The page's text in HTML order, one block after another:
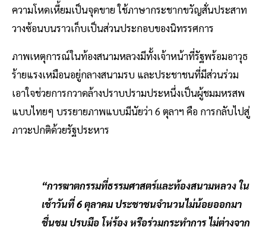
ความโหดเหี้ยมเป็นจุดขาย ใช้ภาษากระชากขวัญสั่นประสาท
วางซ้อนบนราวเก็บเป็นส่วนประกอบของนิทรรศการ
ภาพเหตุการณ์ในท้องสนามหลวงมีทั้งเจ้าหน้าที่รัฐพร้อมอาวุธ
ร้ายแรงเหมือนอยู่กลางสนามรบ และประชาชนที่มีส่วนร่วม
เอาใจช่วยการกวาดล้างปราบปรามประหนึ่งเป็นผู้ชมมหรสพ
แบบไทยๆ บรรยายภาพแบบมีนัยว่า 6 ตุลาฯ คือ การกลับไปสู่
ภาวะปกติด้วยรัฐประหาร
“การฆาตกรรมที่ธรรมศาสตร์และท้องสนามหลวง ใน
เช้าวันที่ 6 ตุลาคม ประชาชนจำนวนไม่น้อยออกมา
ชื่นชม ปรบมือ โห่ร้อง หรือร่วมกระทำการ ไม่ต่างจาก